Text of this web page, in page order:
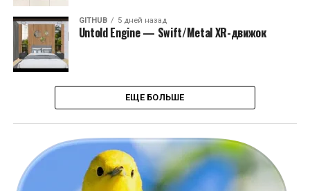
GITHUB 5 дней назад
Untold Engine — Swift/Metal XR-движок
ЕЩЕ БОЛЬШЕ